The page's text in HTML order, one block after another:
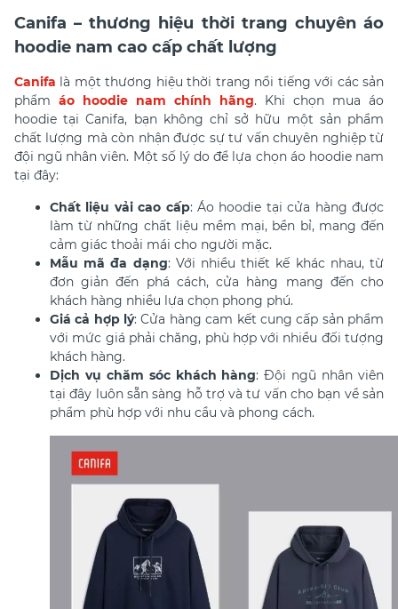
Canifa – thương hiệu thời trang chuyên áo
hoodie nam cao cấp chất lượng
Canifa là một thương hiệu thời trang nổi tiếng với các sản
phẩm áo hoodie nam chính hãng. Khi chọn mua áo
hoodie tại Canifa, bạn không chỉ sở hữu một sản phẩm
chất lượng mà còn nhận được sự tư vấn chuyên nghiệp từ
đội ngũ nhân viên. Một số lý do để lựa chọn áo hoodie nam
tại đây:
Chất liệu vải cao cấp: Áo hoodie tại cửa hàng được
làm từ những chất liệu mềm mại, bền bỉ, mang đến
cảm giác thoải mái cho người mặc.
Mẫu mã đa dạng: Với nhiều thiết kế khác nhau, từ
đơn giản đến phá cách, cửa hàng mang đến cho
khách hàng nhiều lựa chọn phong phú.
Giá cả hợp lý: Cửa hàng cam kết cung cấp sản phẩm
với mức giá phải chăng, phù hợp với nhiều đối tượng
khách hàng.
Dịch vụ chăm sóc khách hàng: Đội ngũ nhân viên
tại đây luôn sẵn sàng hỗ trợ và tư vấn cho bạn về sản
phẩm phù hợp với nhu cầu và phong cách.